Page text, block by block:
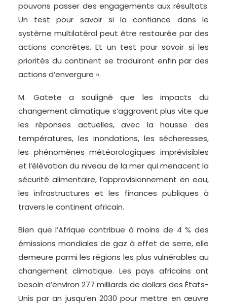
pouvons passer des engagements aux résultats.
Un test pour savoir si la confiance dans le
système multilatéral peut être restaurée par des
actions concrètes. Et un test pour savoir si les
priorités du continent se traduiront enfin par des
actions d’envergure ».
M. Gatete a souligné que les impacts du
changement climatique s’aggravent plus vite que
les réponses actuelles, avec la hausse des
températures, les inondations, les sécheresses,
les phénomènes météorologiques imprévisibles
et l’élévation du niveau de la mer qui menacent la
sécurité alimentaire, l’approvisionnement en eau,
les infrastructures et les finances publiques à
travers le continent africain.
Bien que l’Afrique contribue à moins de 4 % des
émissions mondiales de gaz à effet de serre, elle
demeure parmi les régions les plus vulnérables au
changement climatique. Les pays africains ont
besoin d’environ 277 milliards de dollars des États-
Unis par an jusqu’en 2030 pour mettre en œuvre